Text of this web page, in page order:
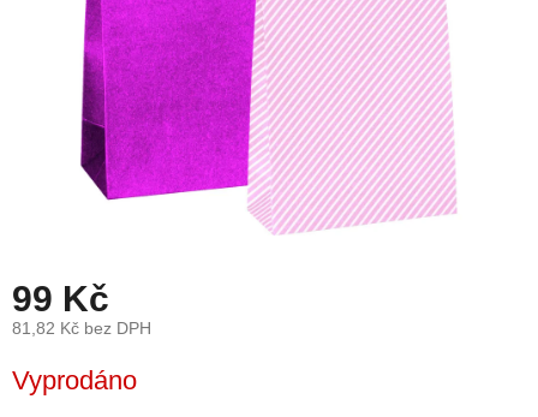
Festivalové
Novinky
Prodejny
99 Kč
81,82 Kč bez DPH
cena:
Vyprodáno